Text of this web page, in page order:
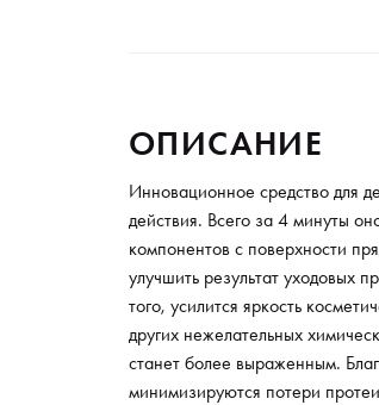
ОПИСАНИЕ
Инновационное средство для
действия. Всего за 4 минуты
компонентов с поверхности
улучшить результат уходовых
того, усилится яркость
других нежелательных
станет более выраженным.
минимизируются потери